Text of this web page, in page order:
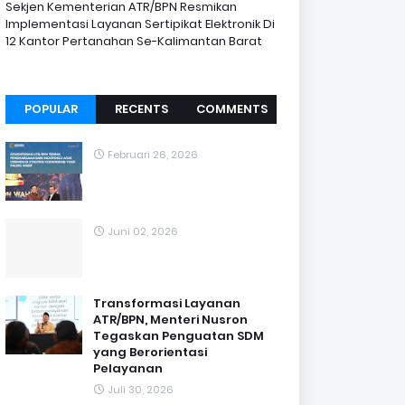
Sekjen Kementerian ATR/BPN Resmikan
Implementasi Layanan Sertipikat Elektronik Di
12 Kantor Pertanahan Se-Kalimantan Barat
POPULAR RECENTS COMMENTS
Februari 26, 2026
Juni 02, 2026
Transformasi Layanan
ATR/BPN, Menteri Nusron
Tegaskan Penguatan SDM
yang Berorientasi
Pelayanan
Juli 30, 2026